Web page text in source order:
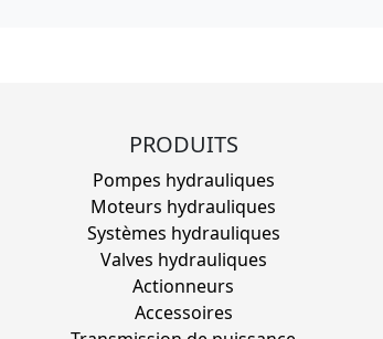
PRODUITS
Pompes hydrauliques
Moteurs hydrauliques
Systèmes hydrauliques
Valves hydrauliques
Actionneurs
Accessoires